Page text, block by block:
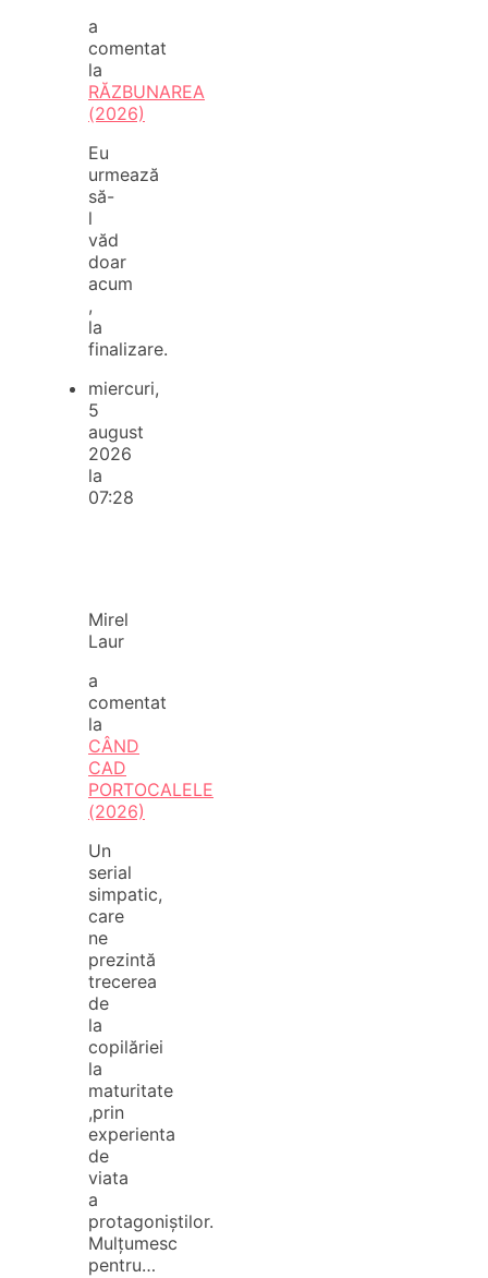
a
comentat
la
RĂZBUNAREA
(2026)
Eu
urmează
să-
l
văd
doar
acum
,
la
finalizare.
miercuri,
5
august
2026
la
07:28
Mirel
Laur
a
comentat
la
CÂND
CAD
PORTOCALELE
(2026)
Un
serial
simpatic,
care
ne
prezintă
trecerea
de
la
copilăriei
la
maturitate
,prin
experienta
de
viata
a
protagoniștilor.
Mulțumesc
pentru…